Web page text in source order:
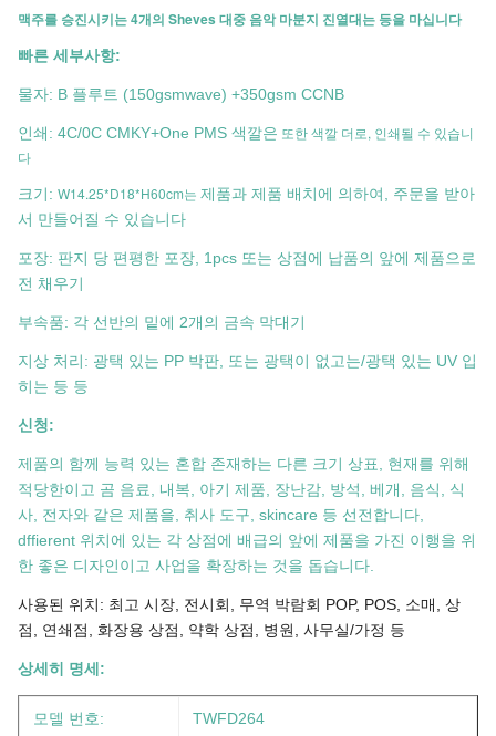
맥주를 승진시키는 4개의 Sheves 대중 음악 마분지 진열대는 등을 마십니다
빠른 세부사항:
물자: B 플루트 (150gsmwave) +350gsm CCNB
인쇄: 4C/0C CMKY+One PMS 색깔은 또한 색깔 더로, 인쇄될 수 있습니
다
크기: W14.25*D18*H60cm는 제품과 제품 배치에 의하여, 주문을 받아
서 만들어질 수 있습니다
포장: 판지 당 편평한 포장, 1pcs 또는 상점에 납품의 앞에 제품으로
전 채우기
부속품: 각 선반의 밑에 2개의 금속 막대기
지상 처리: 광택 있는 PP 박판, 또는 광택이 없고는/광택 있는 UV 입
히는 등 등
신청:
제품의 함께 능력 있는 혼합 존재하는 다른 크기 상표, 현재를 위해
적당한이고 곰 음료, 내복, 아기 제품, 장난감, 방석, 베개, 음식, 식
사, 전자와 같은 제품을, 취사 도구, skincare 등 선전합니다,
dffierent 위치에 있는 각 상점에 배급의 앞에 제품을 가진 이행을 위
한 좋은 디자인이고 사업을 확장하는 것을 돕습니다.
사용된 위치: 최고 시장, 전시회, 무역 박람회 POP, POS, 소매, 상
점, 연쇄점, 화장용 상점, 약학 상점, 병원, 사무실/가정 등
상세히 명세:
모델 번호: TWFD264